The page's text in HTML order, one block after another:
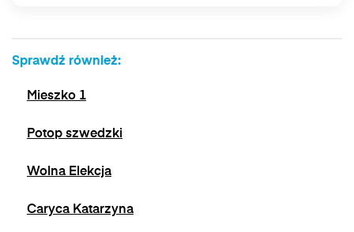
Sprawdź również:
Mieszko 1
Potop szwedzki
Wolna Elekcja
Caryca Katarzyna